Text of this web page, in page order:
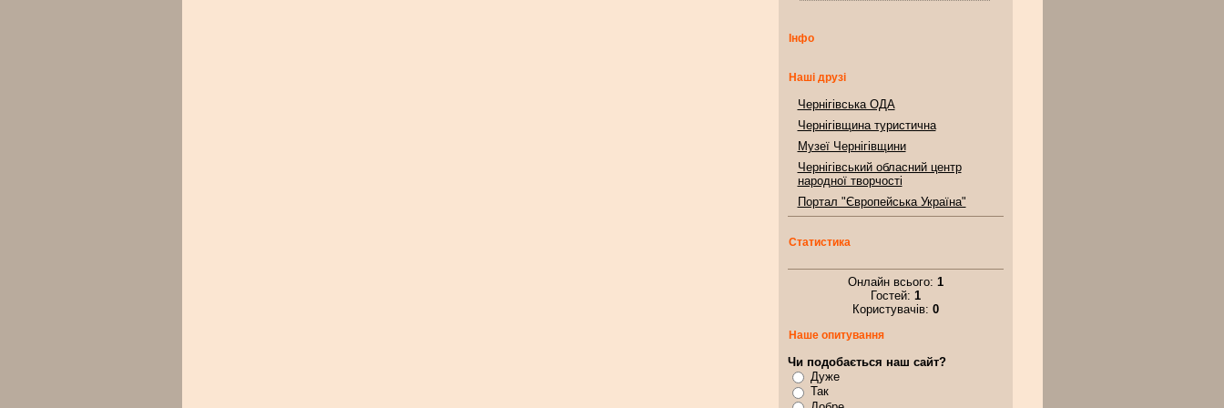
Інфо
Наші друзі
Чернігівська ОДА
Чернігівщина туристична
Музеї Чернігівщини
Чернігівський обласний центр
народної творчості
Портал "Європейська Україна"
Статистика
Онлайн всього: 1
Гостей: 1
Користувачів: 0
Наше опитування
Чи подобається наш сайт?
Дуже
Так